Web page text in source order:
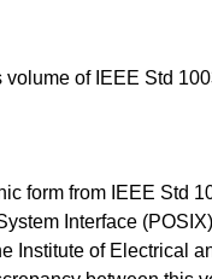
of IEEE Std
form from IEEE Std
Interface
Institute of Electrical